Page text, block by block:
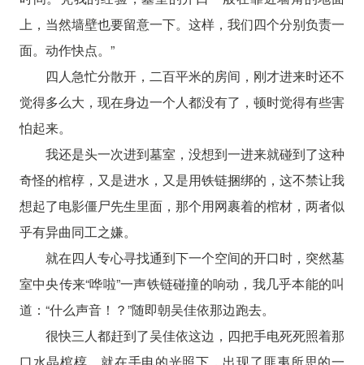
上，当然墙壁也要留意一下。这样，我们四个分别负责一
面。动作快点。”
四人急忙分散开，二百平米的房间，刚才进来时还不
觉得多么大，现在身边一个人都没有了，顿时觉得有些害
怕起来。
我还是头一次进到墓室，没想到一进来就碰到了这种
奇怪的棺椁，又是进水，又是用铁链捆绑的，这不禁让我
想起了电影僵尸先生里面，那个用网裹着的棺材，两者似
乎有异曲同工之嫌。
就在四人专心寻找通到下一个空间的开口时，突然墓
室中央传来“哗啦”一声铁链碰撞的响动，我几乎本能的叫
道：“什么声音！？”随即朝吴佳依那边跑去。
很快三人都赶到了吴佳依这边，四把手电死死照着那
口水晶棺椁。就在手电的光照下，出现了匪夷所思的一